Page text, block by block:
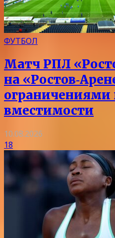
ФУТБОЛ
Матч РПЛ
на
ограничениями
вместимости
10.08.2026
18